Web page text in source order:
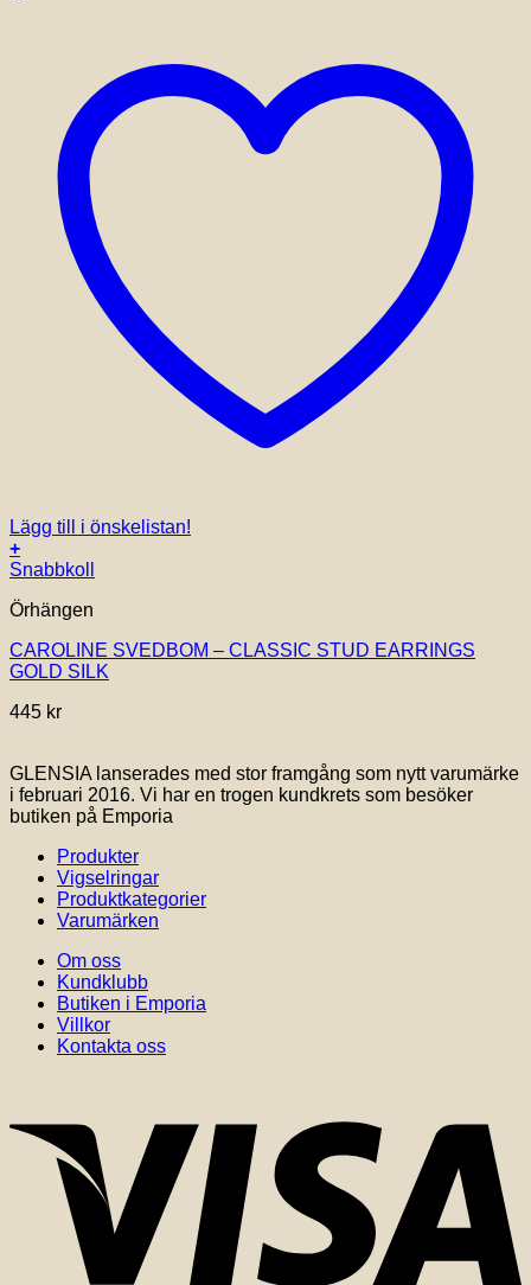
Lägg till i önskelistan!
+
Snabbkoll
Örhängen
CAROLINE SVEDBOM – CLASSIC STUD EARRINGS
GOLD SILK
445 kr
GLENSIA lanserades med stor framgång som nytt varumärke
i februari 2016. Vi har en trogen kundkrets som besöker
butiken på Emporia
Produkter
Vigselringar
Produktkategorier
Varumärken
Om oss
Kundklubb
Butiken i Emporia
Villkor
Kontakta oss